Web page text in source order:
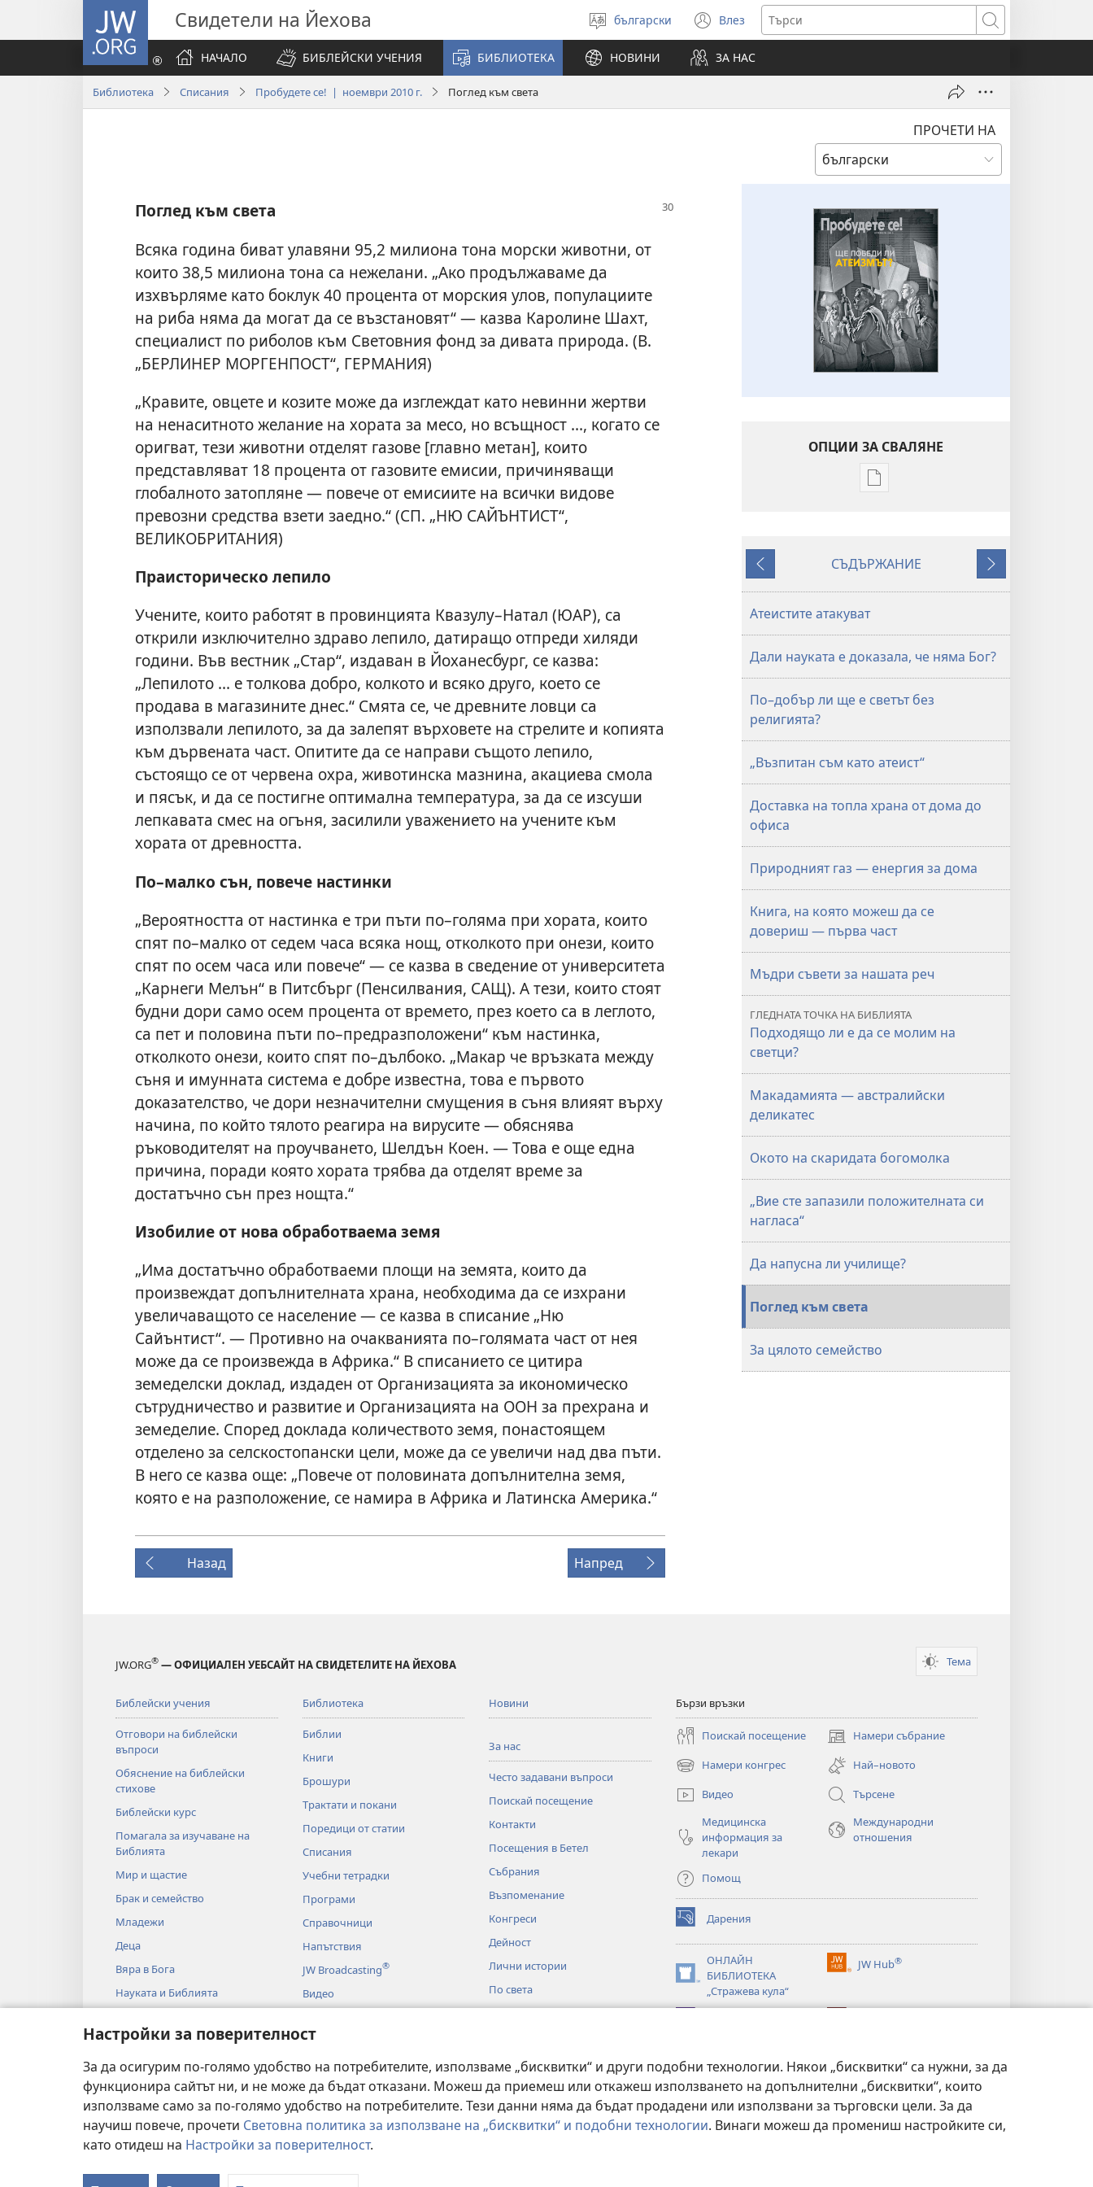
Настройки за поверителност
За да осигурим по-голямо удобство на потребителите, използваме „бисквитки“ и други подобни технологии. Някои „бисквитки“ са нужни, за да
функционира сайтът ни, и не може да бъдат отказани. Можеш да приемеш или откажеш използването на допълнителни „бисквитки“, които
използваме само за по-голямо удобство на потребителите. Тези данни няма да бъдат продадени или използвани за търговски цели. За да
научиш повече, прочети Световна политика за използване на „бисквитки“ и подобни технологии. Винаги можеш да промениш настройките си,
като отидеш на Настройки за поверителност.
JW.ORG Свидетели на Йехова
Избери
език
български Влез
(отваря
нов
прозорец)
Търси
НАЧАЛО
БИБЛЕЙСКИ УЧЕНИЯ БИБЛИОТЕКА НОВИНИ ЗА НАС
Библиотека Списания Пробудете се! | ноември 2010 г. Поглед към света
ПРОЧЕТИ НА
Поглед към света
Всяка година биват улавяни 95,2 милиона тона морски животни, от
които 38,5 милиона тона са нежелани. „Ако продължаваме да
изхвърляме като боклук 40 процента от морския улов, популациите
на риба няма да могат да се възстановят“ — казва Каролине Шахт,
специалист по риболов към Световния фонд за дивата природа. (В.
„БЕРЛИНЕР МОРГЕНПОСТ“, ГЕРМАНИЯ)
„Кравите, овцете и козите може да изглеждат като невинни жертви
на ненаситното желание на хората за месо, но всъщност ..., когато се
оригват, тези животни отделят газове [главно метан], които
представляват 18 процента от газовите емисии, причиняващи
глобалното затопляне — повече от емисиите на всички видове
превозни средства взети заедно.“ (СП. „НЮ САЙЪНТИСТ“,
ВЕЛИКОБРИТАНИЯ)
Праисторическо лепило
Учените, които работят в провинцията Квазулу–Натал (ЮАР), са
открили изключително здраво лепило, датиращо отпреди хиляди
години. Във вестник „Стар“, издаван в Йоханесбург, се казва:
„Лепилото ... е толкова добро, колкото и всяко друго, което се
продава в магазините днес.“ Смята се, че древните ловци са
използвали лепилото, за да залепят върховете на стрелите и копията
към дървената част. Опитите да се направи същото лепило,
състоящо се от червена охра, животинска мазнина, акациева смола
и пясък, и да се постигне оптимална температура, за да се изсуши
лепкавата смес на огъня, засилили уважението на учените към
хората от древността.
По–малко сън, повече настинки
„Вероятността от настинка е три пъти по–голяма при хората, които
спят по–малко от седем часа всяка нощ, отколкото при онези, които
спят по осем часа или повече“ — се казва в сведение от университета
„Карнеги Мелън“ в Питсбърг (Пенсилвания, САЩ). А тези, които стоят
будни дори само осем процента от времето, през което са в леглото,
са пет и половина пъти по–предразположени“ към настинка,
отколкото онези, които спят по–дълбоко. „Макар че връзката между
съня и имунната система е добре известна, това е първото
доказателство, че дори незначителни смущения в съня влияят върху
начина, по който тялото реагира на вирусите — обяснява
ръководителят на проучването, Шелдън Коен. — Това е още една
причина, поради която хората трябва да отделят време за
достатъчно сън през нощта.“
Изобилие от нова обработваема земя
„Има достатъчно обработваеми площи на земята, които да
произвеждат допълнителната храна, необходима да се изхрани
увеличаващото се население — се казва в списание „Ню
Сайънтист“. — Противно на очакванията по–голямата част от нея
може да се произвежда в Африка.“ В списанието се цитира
земеделски доклад, издаден от Организацията за икономическо
сътрудничество и развитие и Организацията на ООН за прехрана и
земеделие. Според доклада количеството земя, понастоящем
отделено за селскостопански цели, може да се увеличи над два пъти.
В него се казва още: „Повече от половината допълнителна земя,
която е на разположение, се намира в Африка и Латинска Америка.“
Назад Напред
ОПЦИИ ЗА СВАЛЯНЕ
Опции
издания
Назад
СЪДЪРЖАНИЕ
Напред
Атеистите атакуват
Дали науката е доказала, че няма Бог?
По–добър ли ще е светът без
религията?
„Възпитан съм като атеист“
Доставка на топла храна от дома до
офиса
Природният газ — енергия за дома
Книга, на която можеш да се
довериш — първа част
Мъдри съвети за нашата реч
ГЛЕДНАТА ТОЧКА НА БИБЛИЯТА
Подходящо ли е да се молим на
светци?
Макадамията — австралийски
деликатес
Окото на скаридата богомолка
„Вие сте запазили положителната си
нагласа“
Да напусна ли училище?
Поглед към света
За цялото семейство
JW.ORG® — ОФИЦИАЛЕН УЕБСАЙТ НА СВИДЕТЕЛИТЕ НА ЙЕХОВА Тема
Библейски учения
Отговори на библейски
въпроси
Обяснение на библейски
стихове
Библейски курс
Помагала за изучаване на
Библията
Мир и щастие
Брак и семейство
Младежи
Деца
Вяра в Бога
Науката и Библията
Библиотека
Библии
Книги
Брошури
Трактати и покани
Поредици от статии
Списания
Учебни тетрадки
Програми
Справочници
Напътствия
JW Broadcasting®
Видео
Библейски аудиодрами
Художествено четене на
Библията
Новини
За нас
Често задавани въпроси
Поискай посещение
Контакти
Посещения в Бетел
Събрания
Възпоменание
Конгреси
Дейност
Лични истории
По света
Бързи връзки
Поискай посещение Намери събрание
(отваря
нов
прозорец)
Намери конгрес
(отваря
нов
прозорец)
Най–новото
Видео
Търсене
Медицинска
информация за
лекари
Международни
отношения
Помощ
Дарения
(отваря
нов
прозорец)ОНЛАЙН
БИБЛИОТЕКА
„Стражева кула“
(отваря
JW Hub®
(отваря
Copyright© 2026 Watch Tower Bible and Tract Society of Pennsylvania.